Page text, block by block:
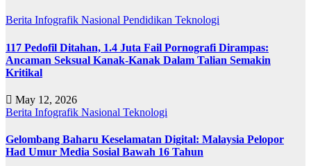
Berita Infografik Nasional Pendidikan Teknologi
117 Pedofil Ditahan, 1.4 Juta Fail Pornografi Dirampas:
Ancaman Seksual Kanak-Kanak Dalam Talian Semakin
Kritikal
May 12, 2026
Berita Infografik Nasional Teknologi
Gelombang Baharu Keselamatan Digital: Malaysia Pelopor
Had Umur Media Sosial Bawah 16 Tahun